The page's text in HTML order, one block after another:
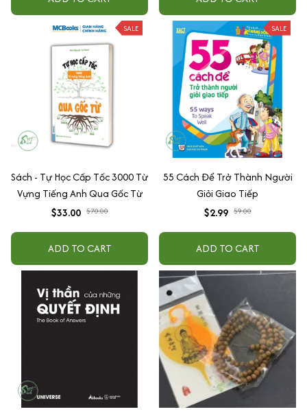
SALE
Sách - Tự Học Cấp Tốc 3000 Từ
Vựng Tiếng Anh Qua Gốc Từ
$33.00 $70.00
ADD TO CART
SALE
55 Cách Để Trở Thành Người
Giỏi Giao Tiếp
$2.99 $9.00
ADD TO CART